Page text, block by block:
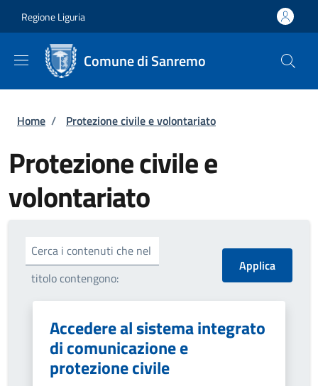
Regione Liguria
Comune di Sanremo
Briciole di pane
Home / Protezione civile e volontariato
Protezione civile e
volontariato
Cerca i contenuti che nel
titolo contengono:
Accedere al sistema integrato
di comunicazione e
protezione civile